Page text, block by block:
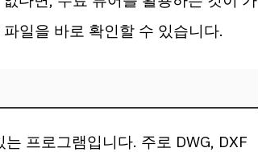
일을 바로 확인할 수 있습니다.
프로그램입니다. 주로 DWG, DXF